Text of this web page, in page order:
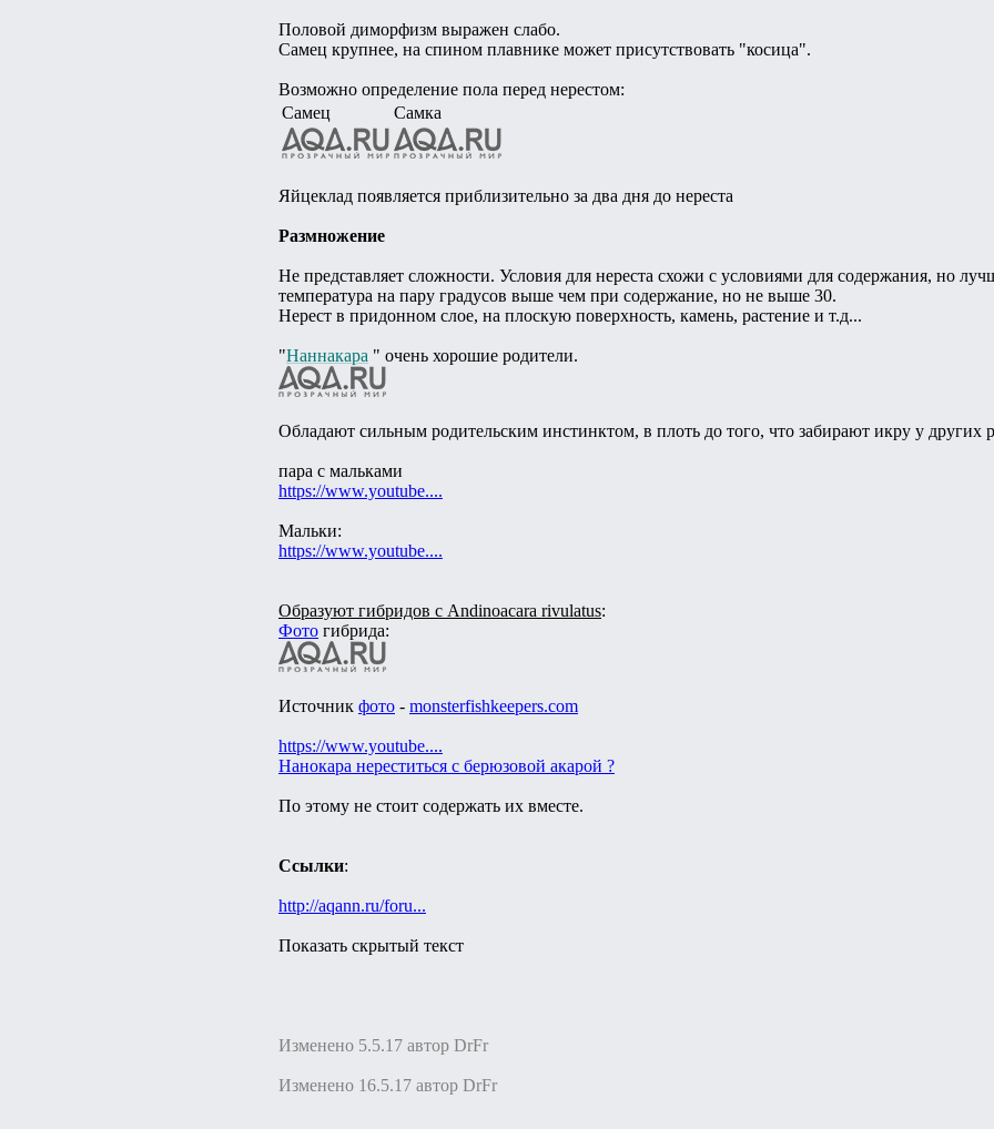
Половой диморфизм выражен слабо.
Самец крупнее, на спином плавнике может присутствовать "косица".
Возможно определение пола перед нерестом:
Самец
Самка
Яйцеклад появляется приблизительно за два дня до нереста
Размножение
Не представляет сложности. Условия для нереста схожи с условиями для содержания, но
температура на пару градусов выше чем при содержание, но не выше 30.
Нерест в придонном слое, на плоскую поверхность, камень, растение и т.д...
"Наннакара " очень хорошие родители.
Обладают сильным родительским инстинктом, в плоть до того, что забирают икру у других
пара с мальками
https://www.youtube....
Мальки:
https://www.youtube....
Образуют гибридов с Andinoacara rivulatus:
Фото гибрида:
Источник фото - monsterfishkeepers.com
https://www.youtube....
Нанокара нереститься с берюзовой акарой ?
По этому не стоит содержать их вместе.
Ссылки:
http://aqann.ru/foru...
Показать скрытый текст
Изменено 5.5.17 автор DrFr
Изменено 16.5.17 автор DrFr